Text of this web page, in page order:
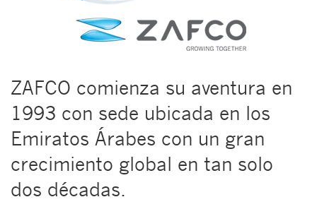
ZAFCO comienza su aventura en
1993 con sede ubicada en los
Emiratos Árabes con un gran
crecimiento global en tan solo
dos décadas.